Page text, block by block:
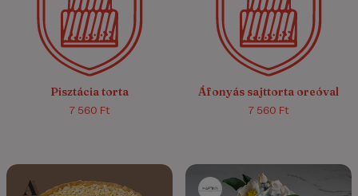
4.8/5 (58)
Pisztácia torta
7 560 Ft
4.5/5 (15)
Áfonyás sajttorta oreóval
7 560 Ft